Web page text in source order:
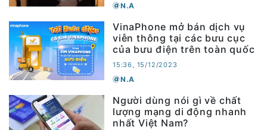
N.A
VinaPhone mở bán dịch vụ
viễn thông tại các bưu cục
của bưu điện trên toàn quốc
15:36, 15/12/2023
N.A
Người dùng nói gì về chất
lượng mạng di động nhanh
nhất Việt Nam?